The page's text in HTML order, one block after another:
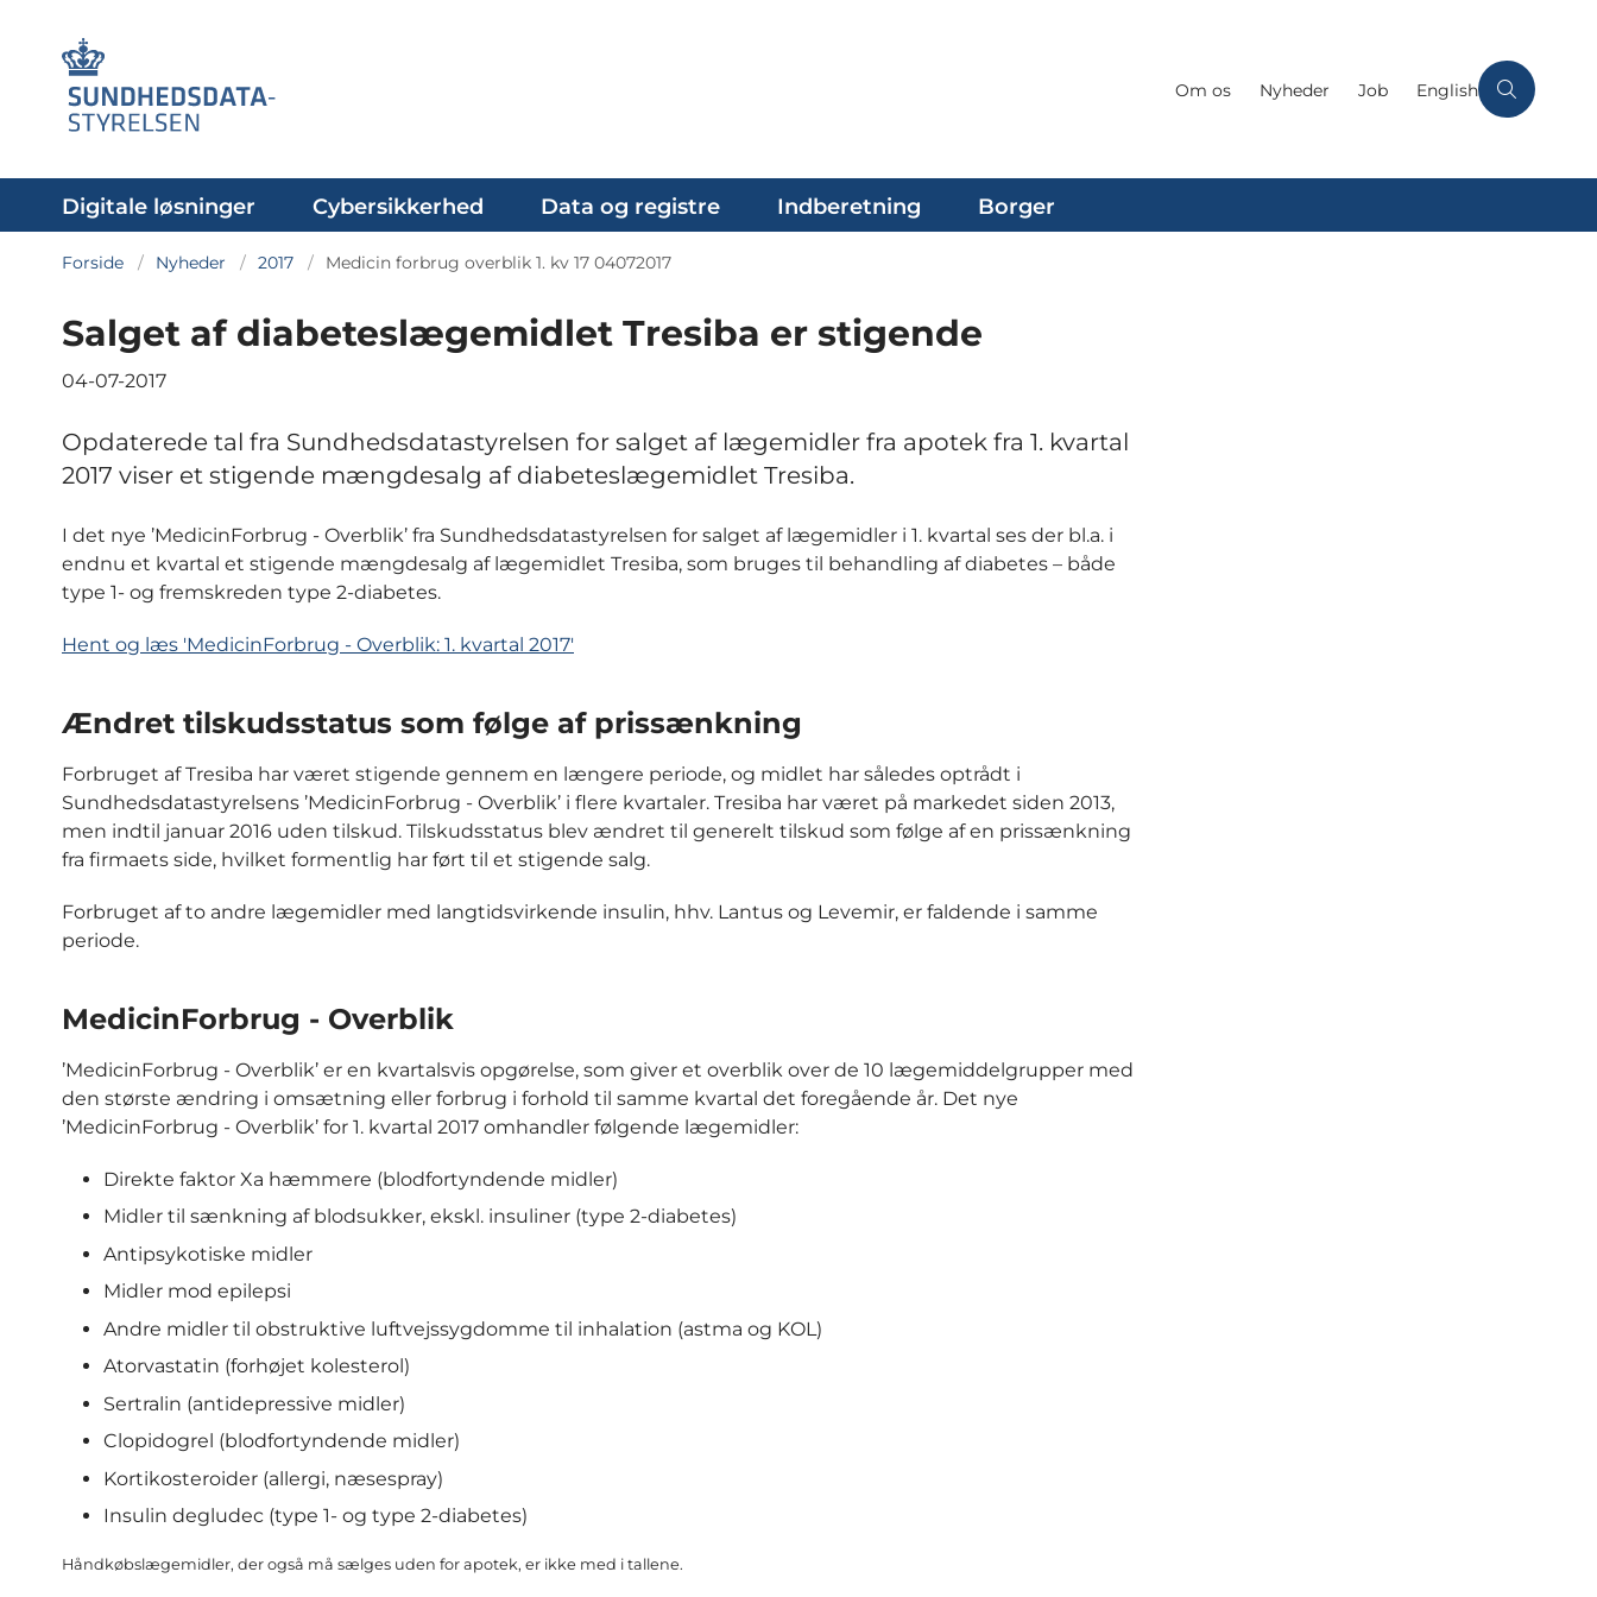
Om os Nyheder Job English
Digitale løsninger Cybersikkerhed Data og registre Indberetning Borger
Forside Nyheder 2017 Medicin forbrug overblik 1. kv 17 04072017
Salget af diabeteslægemidlet Tresiba er stigende
04-07-2017
Opdaterede tal fra Sundhedsdatastyrelsen for salget af lægemidler fra apotek fra 1. kvartal
2017 viser et stigende mængdesalg af diabeteslægemidlet Tresiba.
I det nye ’MedicinForbrug - Overblik’ fra Sundhedsdatastyrelsen for salget af lægemidler i 1. kvartal ses der bl.a. i
endnu et kvartal et stigende mængdesalg af lægemidlet Tresiba, som bruges til behandling af diabetes – både
type 1- og fremskreden type 2-diabetes.
Hent og læs 'MedicinForbrug - Overblik: 1. kvartal 2017'
Ændret tilskudsstatus som følge af prissænkning
Forbruget af Tresiba har været stigende gennem en længere periode, og midlet har således optrådt i
Sundhedsdatastyrelsens ’MedicinForbrug - Overblik’ i flere kvartaler. Tresiba har været på markedet siden 2013,
men indtil januar 2016 uden tilskud. Tilskudsstatus blev ændret til generelt tilskud som følge af en prissænkning
fra firmaets side, hvilket formentlig har ført til et stigende salg.
Forbruget af to andre lægemidler med langtidsvirkende insulin, hhv. Lantus og Levemir, er faldende i samme
periode.
MedicinForbrug - Overblik
’MedicinForbrug - Overblik’ er en kvartalsvis opgørelse, som giver et overblik over de 10 lægemiddelgrupper med
den største ændring i omsætning eller forbrug i forhold til samme kvartal det foregående år. Det nye
’MedicinForbrug - Overblik’ for 1. kvartal 2017 omhandler følgende lægemidler:
Direkte faktor Xa hæmmere (blodfortyndende midler)
Midler til sænkning af blodsukker, ekskl. insuliner (type 2-diabetes)
Antipsykotiske midler
Midler mod epilepsi
Andre midler til obstruktive luftvejssygdomme til inhalation (astma og KOL)
Atorvastatin (forhøjet kolesterol)
Sertralin (antidepressive midler)
Clopidogrel (blodfortyndende midler)
Kortikosteroider (allergi, næsespray)
Insulin degludec (type 1- og type 2-diabetes)
Håndkøbslægemidler, der også må sælges uden for apotek, er ikke med i tallene.